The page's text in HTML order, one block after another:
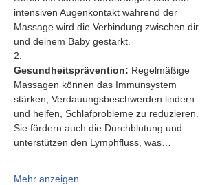
intensiven Augenkontakt während der
Massage wird die Verbindung zwischen dir
und deinem Baby gestärkt.
2.
Gesundheitsprävention: Regelmäßige
Massagen können das Immunsystem
stärken, Verdauungsbeschwerden lindern
und helfen, Schlafprobleme zu reduzieren.
Sie fördern auch die Durchblutung und
unterstützen den Lymphfluss, was…
Mehr anzeigen